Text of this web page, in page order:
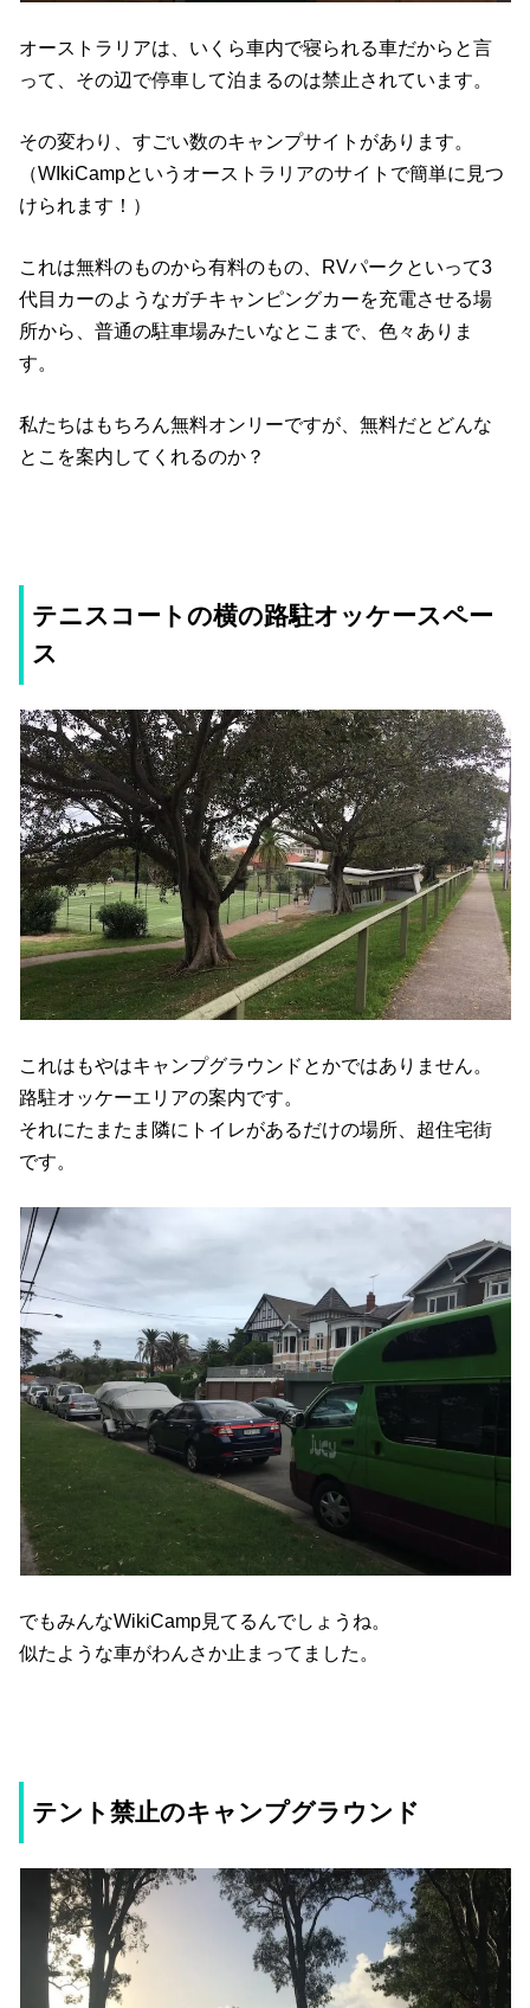
オーストラリアは、いくら車内で寝られる車だからと言
って、その辺で停車して泊まるのは禁止されています。
その変わり、すごい数のキャンプサイトがあります。
（WIkiCampというオーストラリアのサイトで簡単に見つ
けられます！）
これは無料のものから有料のもの、RVパークといって3
代目カーのようなガチキャンピングカーを充電させる場
所から、普通の駐車場みたいなとこまで、色々ありま
す。
私たちはもちろん無料オンリーですが、無料だとどんな
とこを案内してくれるのか？
テニスコートの横の路駐オッケースペー
ス
これはもやはキャンプグラウンドとかではありません。
路駐オッケーエリアの案内です。
それにたまたま隣にトイレがあるだけの場所、超住宅街
です。
でもみんなWikiCamp見てるんでしょうね。
似たような車がわんさか止まってました。
テント禁止のキャンプグラウンド